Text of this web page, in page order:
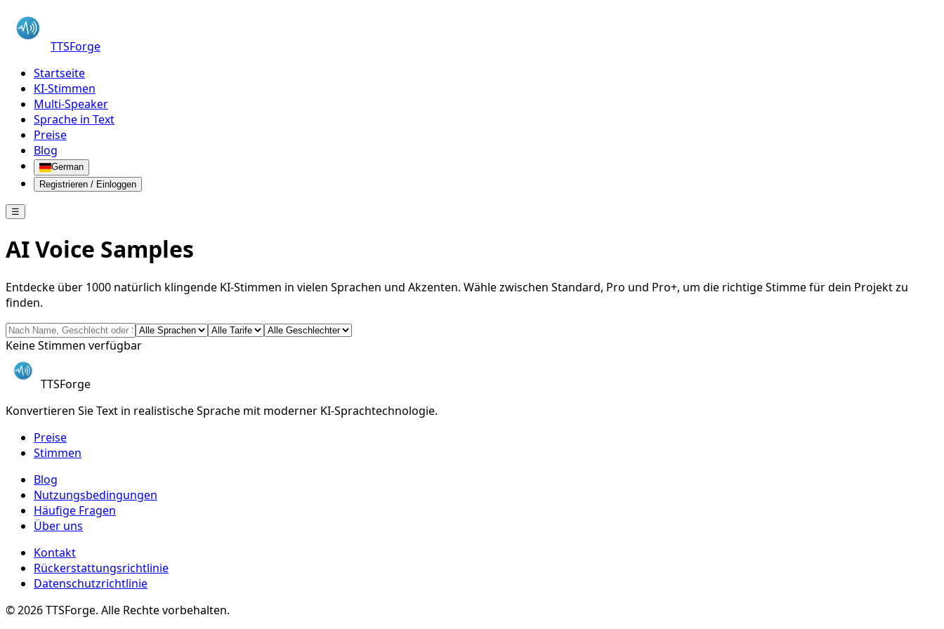
TTSForge
Startseite
KI-Stimmen
Multi-Speaker
Sprache in Text
Preise
Blog
German
Registrieren / Einloggen
☰
AI Voice Samples
Entdecke über 1000 natürlich klingende KI-Stimmen in vielen Sprachen und Akzenten. Wähle zwischen Standard, Pro und Pro+, um die richtige Stimme für dein Projekt zu
finden.
Keine Stimmen verfügbar
TTSForge
Konvertieren Sie Text in realistische Sprache mit moderner KI-Sprachtechnologie.
Preise
Stimmen
Blog
Nutzungsbedingungen
Häufige Fragen
Über uns
Kontakt
Rückerstattungsrichtlinie
Datenschutzrichtlinie
©2026TTSForge. Alle Rechte vorbehalten.